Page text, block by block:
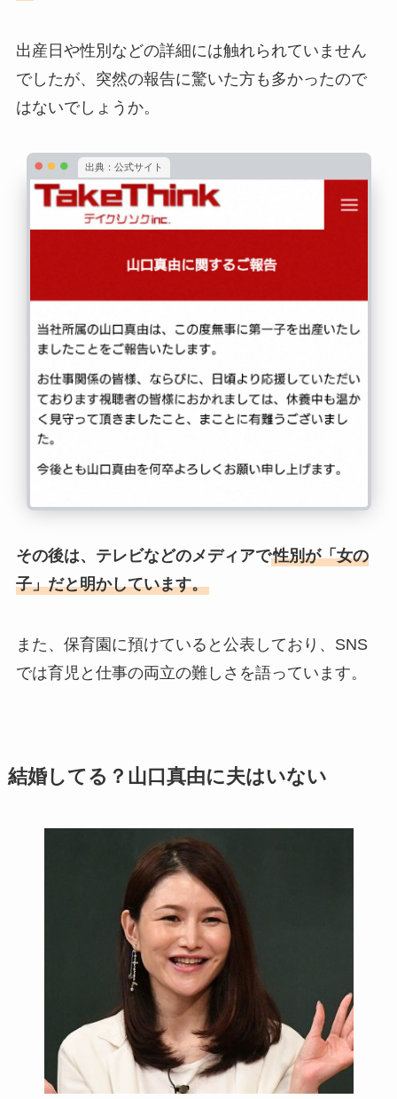
出産日や性別などの詳細には触れられていません
でしたが、突然の報告に驚いた方も多かったので
はないでしょうか。
出典：公式サイト
その後は、テレビなどのメディアで性別が「女の
子」だと明かしています。
また、保育園に預けていると公表しており、SNS
では育児と仕事の両立の難しさを語っています。
結婚してる？山口真由に夫はいない